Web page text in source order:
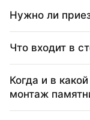
Нужно ли
Что входит в
Когда и в
монтаж